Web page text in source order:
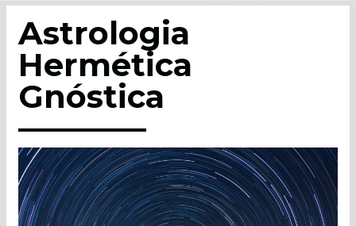
Astrologia
Hermética
Gnóstica